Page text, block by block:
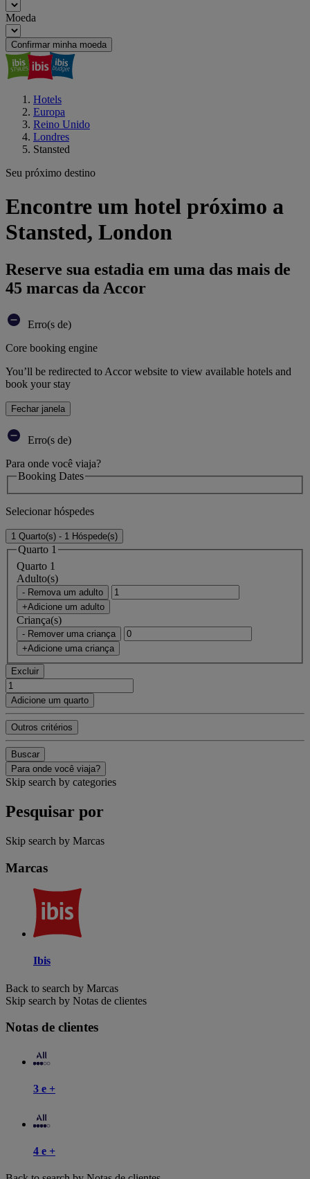
Moeda
Confirmar minha moeda
Hotels
Europa
Reino Unido
Londres
Stansted
Seu próximo destino
Encontre um hotel próximo a
Stansted, London
Reserve sua estadia em uma das mais de
45 marcas da Accor
Erro(s de)
Core booking engine
You’ll be redirected to Accor website to view available hotels and
book your stay
Fechar janela
Erro(s de)
Para onde você viaja?
Booking Dates
Selecionar hóspedes
1 Quarto(s) - 1 Hóspede(s)
Quarto 1
Quarto 1
Adulto(s)
- Remova um adulto
+Adicione um adulto
Criança(s)
- Remover uma criança
+Adicione uma criança
Excluir
Adicione um quarto
Outros critérios
Buscar
Para onde você viaja?
Skip search by categories
Pesquisar por
Skip search by Marcas
Marcas
Ibis
Back to search by Marcas
Skip search by Notas de clientes
Notas de clientes
3 e +
4 e +